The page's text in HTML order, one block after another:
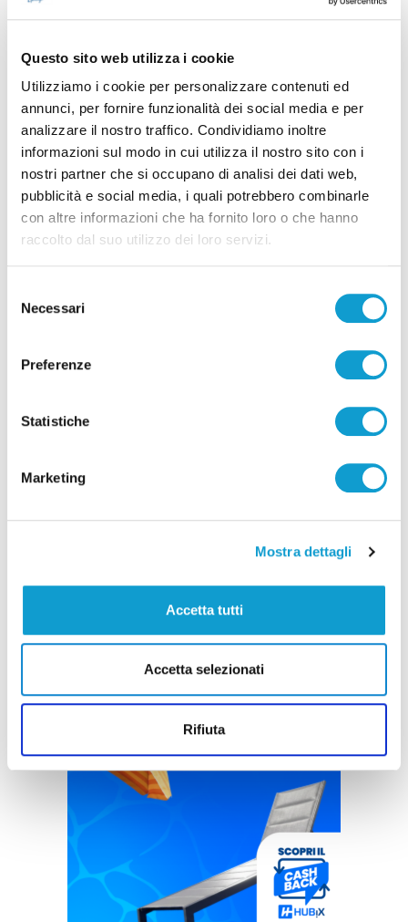
Questo sito web utilizza i cookie
Utilizziamo i cookie per personalizzare contenuti ed
annunci, per fornire funzionalità dei social media e per
analizzare il nostro traffico. Condividiamo inoltre
informazioni sul modo in cui utilizza il nostro sito con i
nostri partner che si occupano di analisi dei dati web,
pubblicità e social media, i quali potrebbero combinarle
con altre informazioni che ha fornito loro o che hanno
raccolto dal suo utilizzo dei loro servizi.
delNecessari
Preferenze
Statistiche
Marketing
Mostra dettagli
Accetta tutti
Accetta selezionati
Rifiuta
Ascoli - Sventato tentativo di introdurre
droga nel carcere di Marino del Tronto
di Pierluigi Dorotei